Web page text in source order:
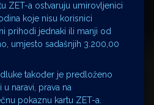
ZET-a ostvaruju umirovljenici
koje nisu korisnici
prihodi jednaki ili manji od
umjesto sadašnjih 3.200,00
također je predloženo
naravi, prava na
pokaznu kartu ZET-a.